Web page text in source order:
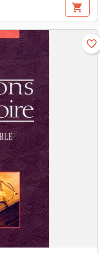
shopping_cart
favorite_border